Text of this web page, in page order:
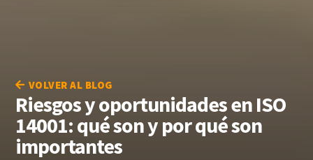
VOLVER AL BLOG
Riesgos y oportunidades en ISO
14001: qué son y por qué son
importantes